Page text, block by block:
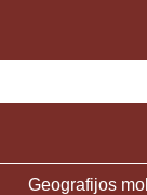
Geografijos